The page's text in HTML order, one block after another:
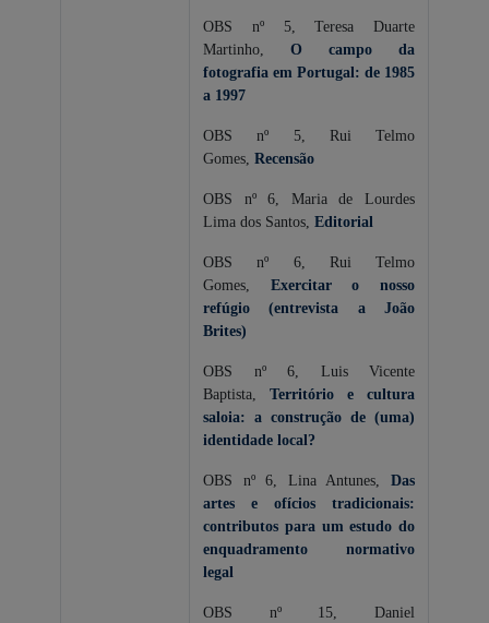
OBS nº 5, Teresa Duarte
Martinho, O campo da
fotografia em Portugal: de 1985
a 1997
OBS nº 5, Rui Telmo
Gomes, Recensão
OBS nº 6, Maria de Lourdes
Lima dos Santos, Editorial
OBS nº 6, Rui Telmo
Gomes, Exercitar o nosso
refúgio (entrevista a João
Brites)
OBS nº 6, Luis Vicente
Baptista, Território e cultura
saloia: a construção de (uma)
identidade local?
OBS nº 6, Lina Antunes, Das
artes e ofícios tradicionais:
contributos para um estudo do
enquadramento normativo
legal
OBS nº 15, Daniel